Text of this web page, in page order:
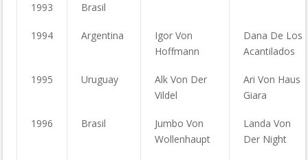
1993 Brasil
1994 Argentina
Igor Von
Hoffmann
Dana De Los
Acantilados
1995 Uruguay
Alk Von Der
Vildel
Ari Von Haus
Giara
1996 Brasil
Jumbo Von
Wollenhaupt
Landa Von
Der Night